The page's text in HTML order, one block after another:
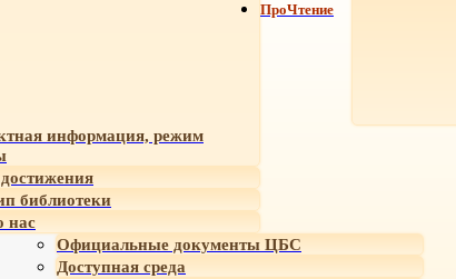
информация, режим
библиотеки
нас
Официальные документы ЦБС
Доступная среда
ПроЧтение